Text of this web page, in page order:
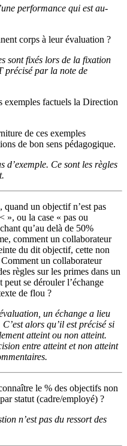
performance qui est au-
corps à leur évaluation ?
sont fixés lors de la fixation
précisé par la note de
exemples factuels la Direction
de ces exemples
de bon sens pédagogique.
d’exemple. Ce sont les règles
, quand un objectif n’est pas
», ou la case « pas ou
qu’au delà de 50%
comment un collaborateur
du dit objectif, cette non
un collaborateur
règles sur les primes dans un
se dérouler l’échange
de flou ?
un échange a lieu
alors qu’il est précisé si
atteint ou non atteint.
entre atteint et non atteint
le % des objectifs non
statut (cadre/employé) ?
n’est pas du ressort des